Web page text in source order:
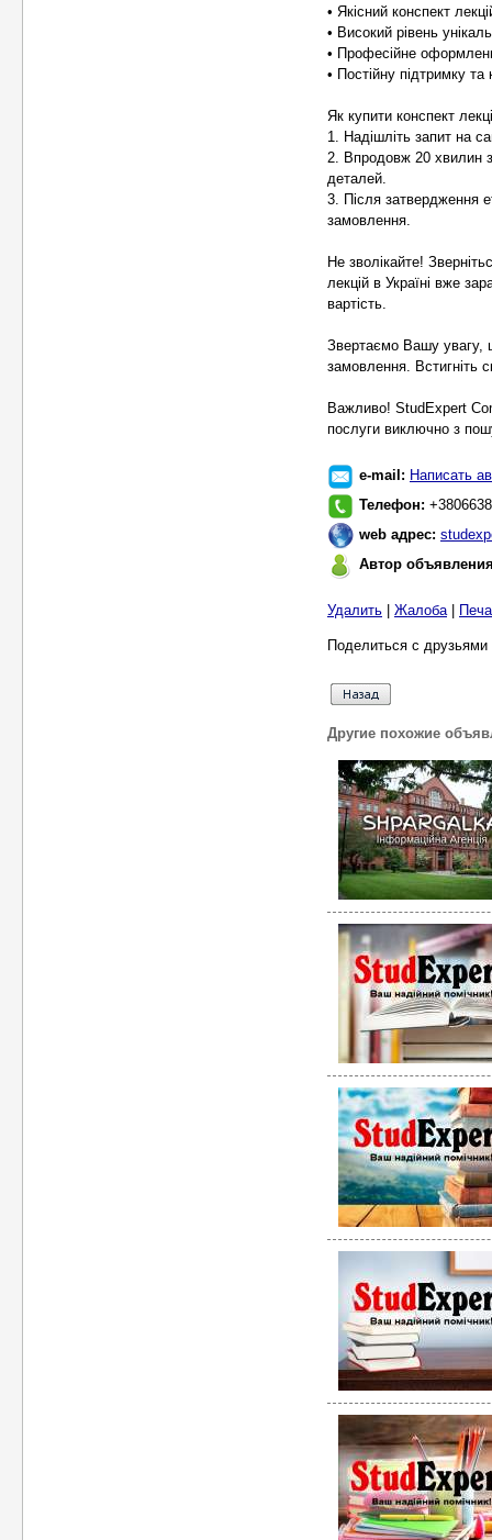
• Якісний конспект
• Високий рівень
• Професійне
• Постійну підтримку
Як купити конспект
1. Надішліть запит на
2. Впродовж 20 хвилин
деталей.
3. Після затвердження
замовлення.
Не зволікайте!
лекцій в Україні вже
вартість.
Звертаємо Вашу увагу,
замовлення. Встигніть
Важливо! StudExpert
послуги виключно з
e-mail: Написать
Телефон:
web адрес:
Автор
Удалить Жалоба|
Поделиться с
Другие похожие